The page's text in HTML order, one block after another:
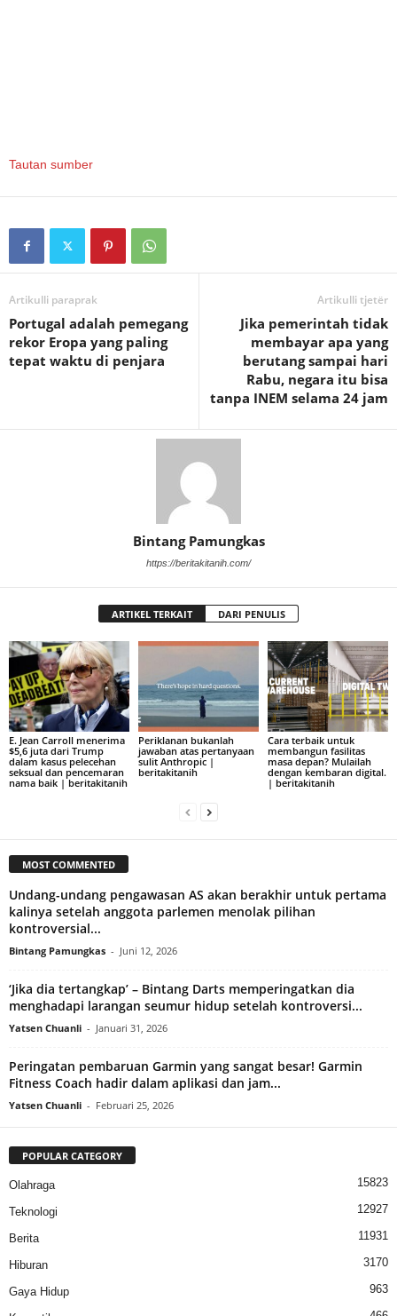
Tautan sumber
Artikulli paraprak
Portugal adalah pemegang
rekor Eropa yang paling
tepat waktu di penjara
Artikulli tjetër
Jika pemerintah tidak
membayar apa yang
berutang sampai hari
Rabu, negara itu bisa
tanpa INEM selama 24 jam
Bintang Pamungkas
https://beritakitanih.com/
ARTIKEL TERKAIT DARI PENULIS
E. Jean Carroll menerima
$5,6 juta dari Trump
dalam kasus pelecehan
seksual dan pencemaran
nama baik | beritakitanih
Periklanan bukanlah
jawaban atas pertanyaan
sulit Anthropic |
beritakitanih
Cara terbaik untuk
membangun fasilitas
masa depan? Mulailah
dengan kembaran digital.
| beritakitanih
MOST COMMENTED
Undang-undang pengawasan AS akan berakhir untuk pertama
kalinya setelah anggota parlemen menolak pilihan
kontroversial...
Bintang Pamungkas - Juni 12, 2026
‘Jika dia tertangkap’ – Bintang Darts memperingatkan dia
menghadapi larangan seumur hidup setelah kontroversi...
Yatsen Chuanli - Januari 31, 2026
Peringatan pembaruan Garmin yang sangat besar! Garmin
Fitness Coach hadir dalam aplikasi dan jam...
Yatsen Chuanli - Februari 25, 2026
POPULAR CATEGORY
Olahraga 15823
Teknologi 12927
Berita 11931
Hiburan 3170
Gaya Hidup 963